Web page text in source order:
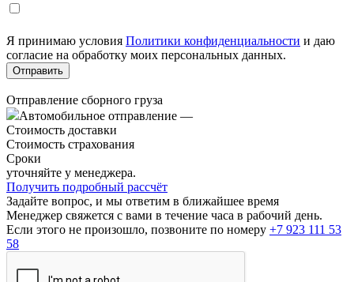
Я принимаю условия Политики конфиденциальности и даю
согласие на обработку моих персональных данных.
Отправление сборного груза
Автомобильное отправление —
Стоимость доставки
Стоимость страхования
Сроки
уточняйте у менеджера.
Получить подробный рассчёт
Задайте вопрос, и мы ответим в ближайшее время
Менеджер свяжется с вами в течение часа в рабочий день.
Если этого не произошло, позвоните по номеру +7 923 111 53
58